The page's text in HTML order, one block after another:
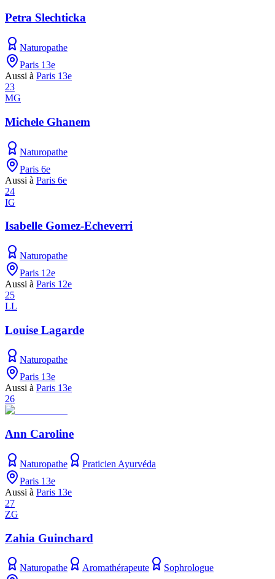
Petra Slechticka
Naturopathe
Paris 13e
Aussi à Paris 13e
23
MG
Michele Ghanem
Naturopathe
Paris 6e
Aussi à Paris 6e
24
IG
Isabelle Gomez-Echeverri
Naturopathe
Paris 12e
Aussi à Paris 12e
25
LL
Louise Lagarde
Naturopathe
Paris 13e
Aussi à Paris 13e
26
Ann Caroline
Naturopathe
Praticien Ayurvéda
Paris 13e
Aussi à Paris 13e
27
ZG
Zahia Guinchard
Naturopathe Aromathérapeute
Sophrologue